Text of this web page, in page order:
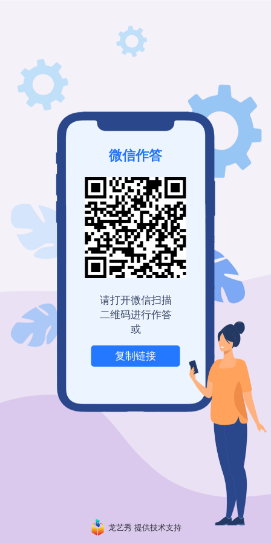
该考试未发布
登录查看历史记录 我也要免费创建
粤ICP备19150304号
举报
微信作答
请打开微信扫描
二维码进行作答
或
复制链接
龙艺秀 提供技术支持